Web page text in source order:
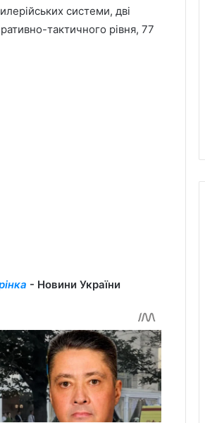
системи, дві
тактичного рівня, 77
- Новини України